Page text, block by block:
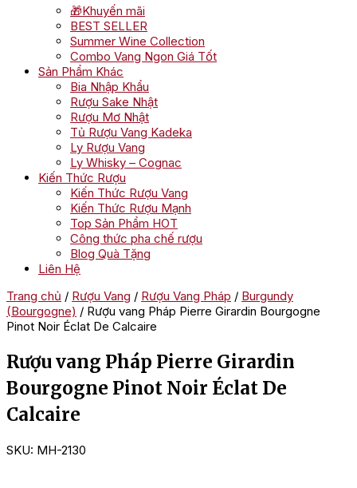
🎁Khuyến mãi
BEST SELLER
Summer Wine Collection
Combo Vang Ngon Giá Tốt
Sản Phẩm Khác
Bia Nhập Khẩu
Rượu Sake Nhật
Rượu Mơ Nhật
Tủ Rượu Vang Kadeka
Ly Rượu Vang
Ly Whisky – Cognac
Kiến Thức Rượu
Kiến Thức Rượu Vang
Kiến Thức Rượu Mạnh
Top Sản Phẩm HOT
Công thức pha chế rượu
Blog Quà Tặng
Liên Hệ
Trang chủ / Rượu Vang / Rượu Vang Pháp / Burgundy
(Bourgogne) / Rượu vang Pháp Pierre Girardin Bourgogne
Pinot Noir Éclat De Calcaire
Rượu vang Pháp Pierre Girardin
Bourgogne Pinot Noir Éclat De
Calcaire
SKU: MH-2130